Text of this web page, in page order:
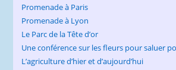
Promenade à Paris
Promenade à Lyon
Le Parc de la Tête d’or
Une conférence sur les fleurs pour saluer
L’agriculture d’hier et d’aujourd’hui